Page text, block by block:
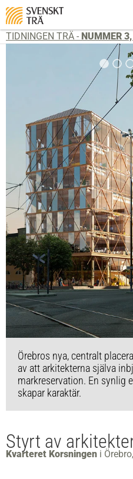
TIDNINGEN TRÄ - NUMMER
Örebros nya, centralt
av att arkitekterna själva
markreservation. En synlig
skapar karaktär.
Styrt av
Kvarteret Korsningen i